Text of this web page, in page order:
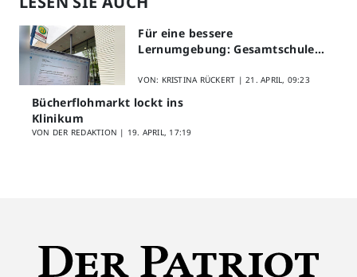
Für eine bessere
Lernumgebung: Gesamtschule
Schülerfeedback
VON: KRISTINA RÜCKERT |21. APRIL, 09:23
Bücherflohmarkt lockt ins
Klinikum
VON DER REDAKTION | 19. APRIL, 17:19